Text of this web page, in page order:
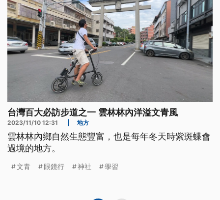
台灣百大必訪步道之一 雲林林內洋溢文青風
2023/11/10 12:31 地方
雲林林內鄉自然生態豐富，也是每年冬天時紫斑蝶會
過境的地方。
文青 眼鏡行 神社 學習